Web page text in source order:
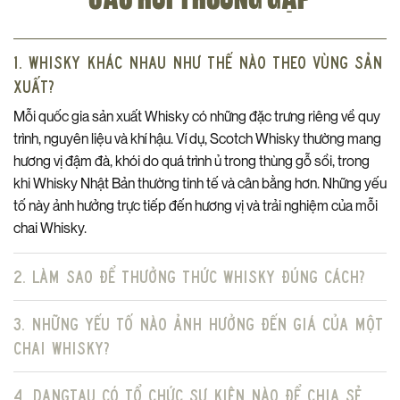
một chút vị cay nồng từ gia vị hòa quyện với nhau, mang lại cảm
giác hài hòa và sâu lắng.
Dư vị kéo dài, để lại dấu ấn đặc biệt của một dòng whisky tinh
tế, hài hòa, phù hợp cho những ai đam mê sự phức tạp trong
hương vị của rượu whisky.
SPRINGBANK 21 YEAR OLD 2005 RELEASE SỞ HỮU TINH
HOA CỦA SỰ KHÁC BIỆT
Springbank 21 Year Old 2005 Release là một phiên bản giới
Với việc kết hợp thùng gỗ sồi bourbon và thùng gỗ từng chứa
sherry để ủ rượu tới 2 lần đã tạo nên hương vị đặc trưng, không
thể tìm thấy ở bất kỳ dòng whisky nào khác.
Thời gian ủ rượu lên tới 21 năm cùng với phương pháp sản xuất
Whisky truyền thống của Springbank, đã tạo nên một sản
phẩm whisky cao cấp, xứng đáng là niềm tự hào của vùng
1. Whisky khác nhau như thế nào theo vùng sản
xuất?
Mỗi quốc gia sản xuất Whisky có những đặc trưng riêng về quy
trình, nguyên liệu và khí hậu. Ví dụ, Scotch Whisky thường mang
hương vị đậm đà, khói do quá trình ủ trong thùng gỗ sồi, trong
khi Whisky Nhật Bản thường tinh tế và cân bằng hơn. Những yếu
tố này ảnh hưởng trực tiếp đến hương vị và trải nghiệm của mỗi
chai Whisky.
2. Làm sao để thưởng thức Whisky đúng cách?
3. Những yếu tố nào ảnh hưởng đến giá của một
chai Whisky?
4. DangTau có tổ chức sự kiện nào để chia sẻ